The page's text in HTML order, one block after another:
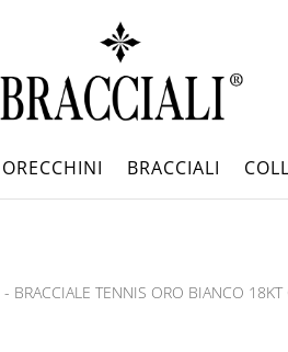
ORECCHINI BRACCIALI
- BRACCIALE TENNIS ORO BIANCO 18KT